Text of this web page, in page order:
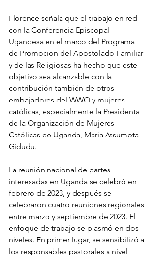
Florence señala que el trabajo en red
con la Conferencia Episcopal
Ugandesa en el marco del Programa
de Promoción del Apostolado Familiar
y de las Religiosas ha hecho que este
objetivo sea alcanzable con la
contribución también de otros
embajadores del WWO y mujeres
católicas, especialmente la Presidenta
de la Organización de Mujeres
Católicas de Uganda, Maria Assumpta
Gidudu.
La reunión nacional de partes
interesadas en Uganda se celebró en
febrero de 2023, y después se
celebraron cuatro reuniones regionales
entre marzo y septiembre de 2023. El
enfoque de trabajo se plasmó en dos
niveles. En primer lugar, se sensibilizó a
los responsables pastorales a nivel